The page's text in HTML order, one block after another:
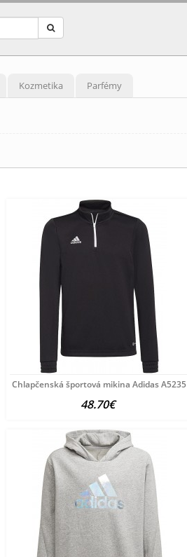
Kozmetika Parfémy
morská Univerzálna
Chlapčenská športová mikina Adidas A5235
48.70€